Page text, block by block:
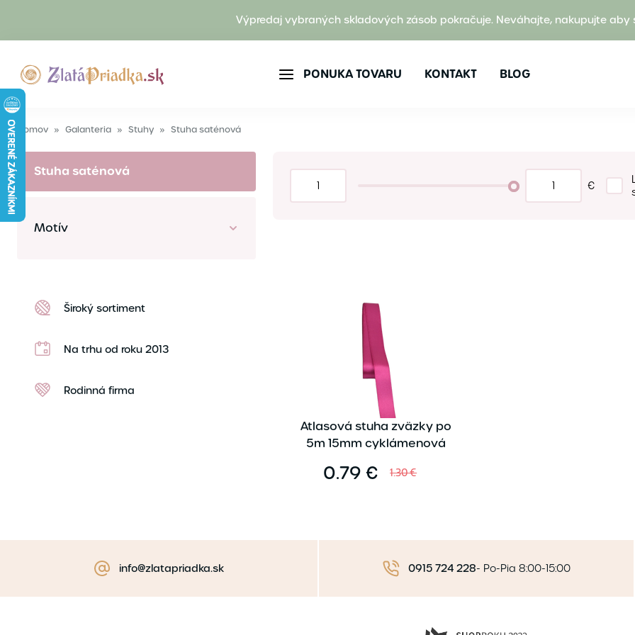
Výpredaj vybraných skladových zásob pokračuje. Neváhajte, nakupujte aby
PONUKA TOVARU KONTAKT BLOG
Domov » Galanteria » Stuhy » Stuha saténová
Stuha saténová
Motív
Široký sortiment
Na trhu od roku 2013
Rodinná firma
€
Atlasová stuha zväzky po
5m 15mm cyklámenová
0.79 € 1.30 €
info@zlatapriadka.sk 0915 724 228- Po-Pia 8:00-15:00